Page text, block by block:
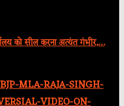
को सील करना अत्यंत गंभीर,…